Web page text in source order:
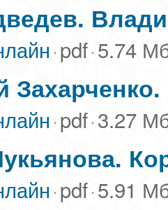
·pdf·5.74
·pdf·3.27
·pdf·5.91